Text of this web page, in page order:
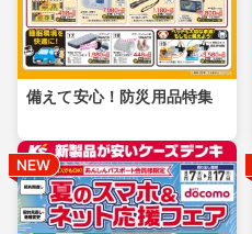
備えて安心！防災用品特集